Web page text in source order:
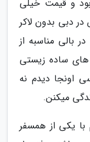
و قیمت خیلی
در دبی بدون لاکر
بالی مناسبه از
های ساده زیستی
اونجا دیدم نه
میکنن.
یکی از همسفر